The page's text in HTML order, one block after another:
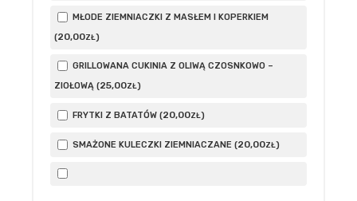
MŁODE ZIEMNIACZKI Z MASŁEM I KOPERKIEM
(20,00ZŁ)
GRILLOWANA CUKINIA Z OLIWĄ CZOSNKOWO –
ZIOŁOWĄ (25,00ZŁ)
FRYTKI Z BATATÓW (20,00ZŁ)
SMAŻONE KULECZKI ZIEMNIACZANE (20,00ZŁ)